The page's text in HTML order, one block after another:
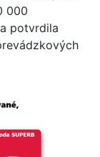
000
potvrdila